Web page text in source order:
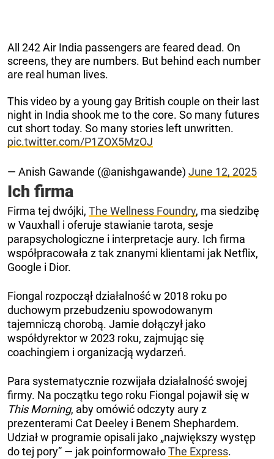
All 242 Air India passengers are feared dead. On
screens, they are numbers. But behind each number
are real human lives.
This video by a young gay British couple on their last
night in India shook me to the core. So many futures
cut short today. So many stories left unwritten.
pic.twitter.com/P1ZOX5MzOJ
— Anish Gawande (@anishgawande) June 12, 2025
Ich firma
Firma tej dwójki, The Wellness Foundry, ma siedzibę
w Vauxhall i oferuje stawianie tarota, sesje
parapsychologiczne i interpretacje aury. Ich firma
współpracowała z tak znanymi klientami jak Netflix,
Google i Dior.
Fiongal rozpoczął działalność w 2018 roku po
duchowym przebudzeniu spowodowanym
tajemniczą chorobą. Jamie dołączył jako
współdyrektor w 2023 roku, zajmując się
coachingiem i organizacją wydarzeń.
Para systematycznie rozwijała działalność swojej
firmy. Na początku tego roku Fiongal pojawił się w
This Morning, aby omówić odczyty aury z
prezenterami Cat Deeley i Benem Shephardem.
Udział w programie opisali jako „największy występ
do tej pory” — jak poinformowałoThe Express.